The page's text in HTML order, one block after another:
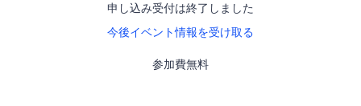
申し込み受付は終了しました
今後イベント情報を受け取る
参加費無料